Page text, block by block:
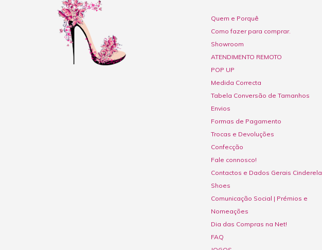
Quem e Porquê
Como fazer para comprar.
Showroom
ATENDIMENTO REMOTO
POP UP
Medida Correcta
Tabela Conversão de Tamanhos
Envios
Formas de Pagamento
Trocas e Devoluções
Confecção
Fale connosco!
Contactos e Dados Gerais Cinderela
Shoes
Comunicação Social | Prémios e
Nomeações
Dia das Compras na Net!
FAQ